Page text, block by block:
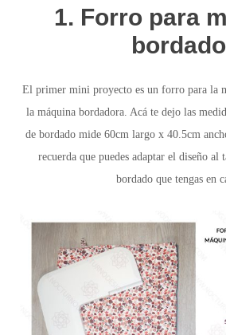
1. Forro para
bordado
El primer mini proyecto es un forro para la
la máquina bordadora. Acá te dejo las
de bordado mide 60cm largo x 40.5cm
recuerda que puedes adaptar el diseño al
bordado que tengas en